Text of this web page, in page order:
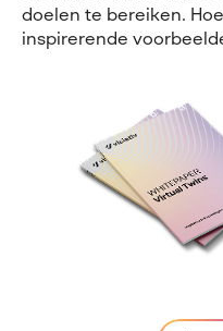
doelen te bereiken.
inspirerende